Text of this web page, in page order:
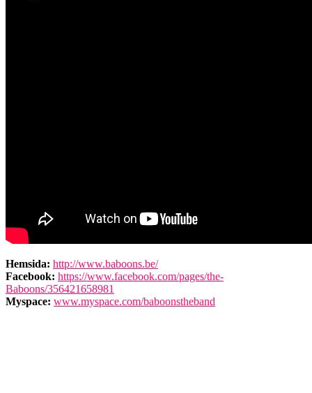
Hemsida: http://www.baboons.be/
Facebook: https://www.facebook.com/pages/the-
Baboons/356421658981
Myspace: www.myspace.com/baboonstheband